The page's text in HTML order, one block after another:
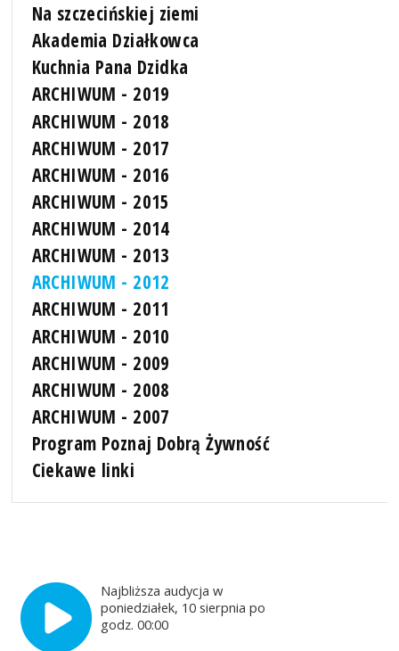
Na szczecińskiej ziemi
Akademia Działkowca
Kuchnia Pana Dzidka
ARCHIWUM - 2019
ARCHIWUM - 2018
ARCHIWUM - 2017
ARCHIWUM - 2016
ARCHIWUM - 2015
ARCHIWUM - 2014
ARCHIWUM - 2013
ARCHIWUM - 2012
ARCHIWUM - 2011
ARCHIWUM - 2010
ARCHIWUM - 2009
ARCHIWUM - 2008
ARCHIWUM - 2007
Program Poznaj Dobrą Żywność
Ciekawe linki
Najbliższa audycja w
poniedziałek, 10 sierpnia po
godz. 00:00